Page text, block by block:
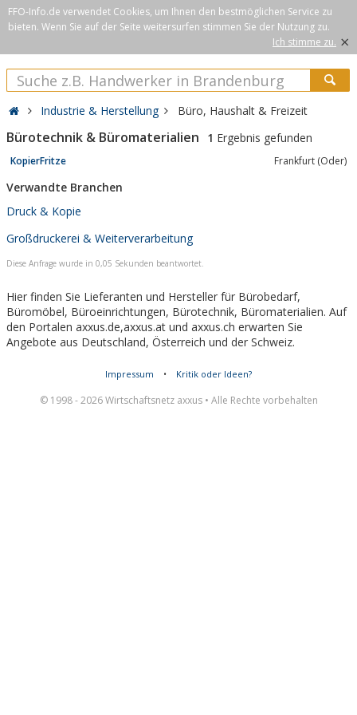
FFO-Info.de verwendet Cookies, um Ihnen den bestmöglichen Service zu
bieten. Wenn Sie auf der Seite weitersurfen stimmen Sie der Nutzung zu.
Ich stimme zu. ×
Industrie & Herstellung Büro, Haushalt & Freizeit
Bürotechnik & Büromaterialien 1 Ergebnis gefunden
KopierFritze Frankfurt (Oder)
Verwandte Branchen
Druck & Kopie
Großdruckerei & Weiterverarbeitung
Diese Anfrage wurde in 0,05 Sekunden beantwortet.
Hier finden Sie Lieferanten und Hersteller für Bürobedarf,
Büromöbel, Büroeinrichtungen, Bürotechnik, Büromaterialien. Auf
den Portalen axxus.de,axxus.at und axxus.ch erwarten Sie
Angebote aus Deutschland, Österreich und der Schweiz.
Impressum • Kritik oder Ideen?
© 1998 - 2026 Wirtschaftsnetz axxus • Alle Rechte vorbehalten